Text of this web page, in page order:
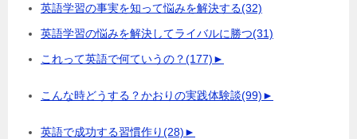
英語学習の事実を知って悩みを解決する(32)
英語学習の悩みを解決してライバルに勝つ(31)
これって英語で何ていうの？(177)►
こんな時どうする？かおりの実践体験談(99)►
英語で成功する習慣作り(28)►